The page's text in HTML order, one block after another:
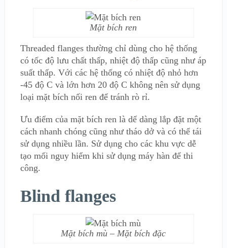
Mặt bích ren
Threaded flanges thường chỉ dùng cho hệ thống
có tốc độ lưu chất thấp, nhiệt độ thấp cũng như áp
suất thấp. Với các hệ thống có nhiệt độ nhỏ hơn
-45 độ C và lớn hơn 20 độ C không nên sử dụng
loại mặt bích nối ren để tránh rò rỉ.
Ưu điểm của mặt bích ren là dể dàng lắp đặt một
cách nhanh chóng cũng như tháo dở và có thể tái
sử dụng nhiều lần. Sử dụng cho các khu vực dễ
tạo mối nguy hiểm khi sử dụng máy hàn để thi
công.
Blind flanges
Mặt bích mù – Mặt bích đặc